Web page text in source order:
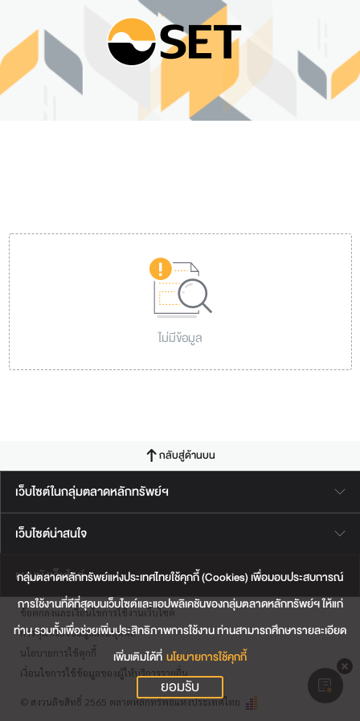
กลุ่มตลาดหลักทรัพย์แห่งประเทศไทยใช้คุกกี้ (Cookies) เพื่อมอบประสบการณ์
การใช้งานที่ดีที่สุดบนเว็บไซต์และแอปพลิเคชันของกลุ่มตลาดหลักทรัพย์ฯ ให้แก่
ท่าน รวมทั้งเพื่อช่วยเพิ่มประสิทธิภาพการใช้งาน ท่านสามารถศึกษารายละเอียด
เพิ่มเติมได้ที่ นโยบายการใช้คุกกี้
ยอมรับ
ไม่มีข้อมูล
กลับสู่ด้านบน
เว็บไซต์ในกลุ่มตลาดหลักทรัพย์ฯ
เว็บไซต์น่าสนใจ
แผนผังเว็บไซต์
ข้อตกลงและเงื่อนไขการใช้งานเว็บไซต์
การคุ้มครองข้อมูลส่วนบุคคล
นโยบายการใช้คุกกี้
เงื่อนไขการใช้ข้อมูลของผู้ให้บริการรายอื่น
© สงวนลิขสิทธิ์ 2565 ตลาดหลักทรัพย์แห่งประเทศไทย